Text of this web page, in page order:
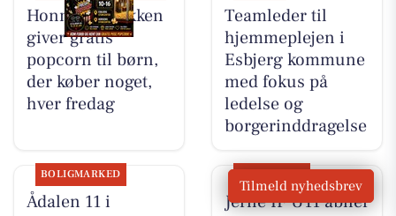
Honning-krukken
giver gratis
popcorn til børn,
der køber noget,
hver fredag
Teamleder til
hjemmeplejen i
Esbjerg kommune
med fokus på
ledelse og
borgerinddragelse
BOLIGMARKED
Ådalen 11 i
Jerne IF U11 åbner
Tilmeld nyhedsbrev